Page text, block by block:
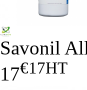
Savonil
17€17HT